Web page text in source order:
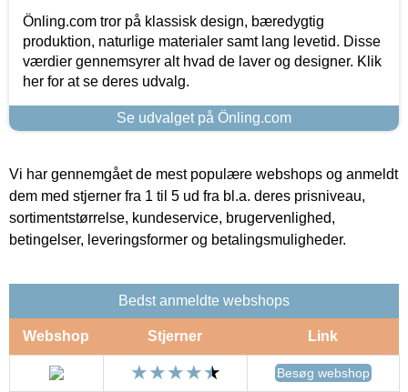
Önling.com tror på klassisk design, bæredygtig
produktion, naturlige materialer samt lang levetid. Disse
værdier gennemsyrer alt hvad de laver og designer. Klik
her for at se deres udvalg.
Se udvalget på Önling.com
Vi har gennemgået de mest populære webshops og anmeldt
dem med stjerner fra 1 til 5 ud fra bl.a. deres prisniveau,
sortimentstørrelse, kundeservice, brugervenlighed,
betingelser, leveringsformer og betalingsmuligheder.
Bedst anmeldte webshops
Webshop Stjerner Link
Besøg webshop